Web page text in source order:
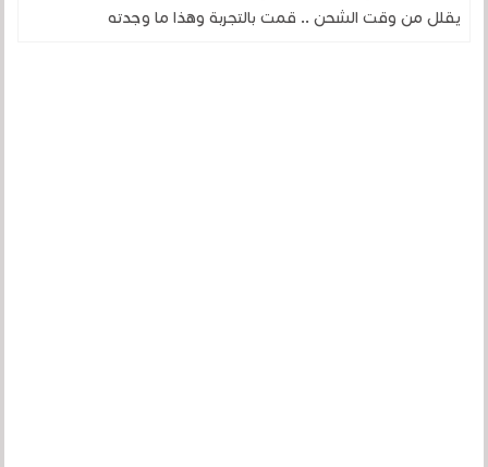
يقلل من وقت الشحن .. قمت بالتجربة وهذا ما وجدته